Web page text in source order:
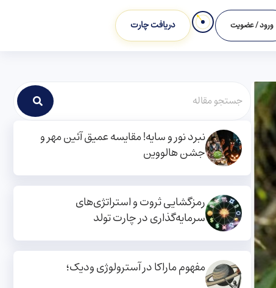
ورود / عضویت دریافت چارت
نبرد نور و سایه! مقایسه عمیق آئین مهر و
جشن هالووین
رمزگشایی ثروت و استراتژی‌های
سرمایه‌گذاری در چارت تولد
مفهوم ماراکا در آسترولوژی ودیک؛